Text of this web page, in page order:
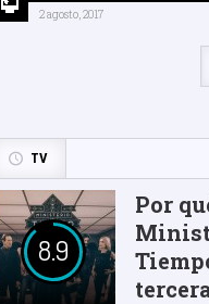
2 agosto, 2017
TV
8.9
Por